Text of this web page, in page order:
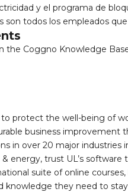
y el programa de
son todos los empleados
the Coggno Knowledge
protect the well-being of
business improvement
in over 20 major
energy, trust UL’s
suite of online
knowledge they need to